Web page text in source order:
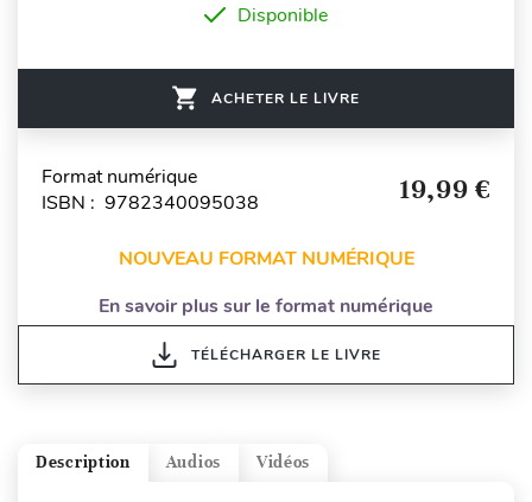
Disponible
ACHETER LE LIVRE
Format numérique
ISBN : 9782340095038
19,99 €
NOUVEAU FORMAT NUMÉRIQUE
En savoir plus sur le format numérique
TÉLÉCHARGER LE LIVRE
Vidéos
Audios
Description